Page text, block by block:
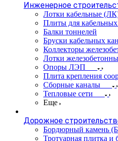
Инженерное
Лотки кабельные
Плиты для
Балки тоннелей
Бруски кабельных
Коллекторы
Лотки
Опоры ЛЭП
Плита крепления
Сборные каналы
Тепловые сети
Еще
Дорожное
Бордюрный камень
Тротуарная плитка